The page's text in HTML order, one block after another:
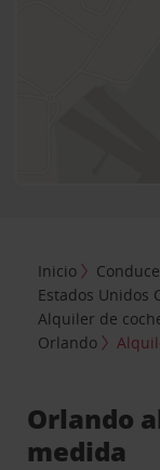
Inicio
Estados Unidos
Alquiler de
Orlando
Orlando
medida